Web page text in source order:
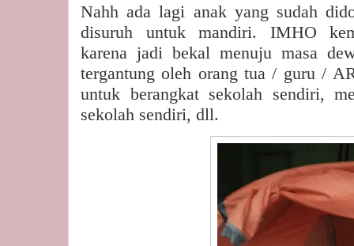
Nahh ada lagi anak yang sudah
disuruh untuk mandiri. IMHO
karena jadi bekal menuju masa
tergantung oleh orang tua / guru /
untuk berangkat sekolah sendiri,
sekolah sendiri, dll.